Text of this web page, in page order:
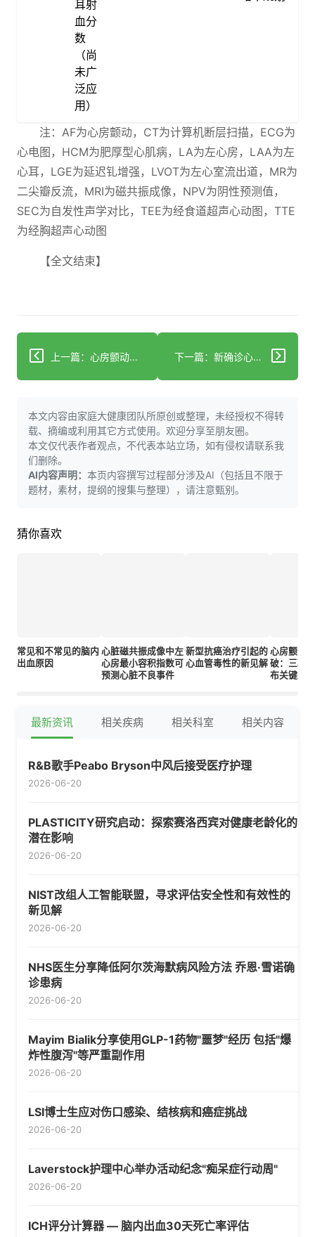
耳射
血分
数
（尚
未广
泛应
用）
注：AF为心房颤动，CT为计算机断层扫描，ECG为
心电图，HCM为肥厚型心肌病，LA为左心房，LAA为左
心耳，LGE为延迟钆增强，LVOT为左心室流出道，MR为
二尖瓣反流，MRI为磁共振成像，NPV为阴性预测值，
SEC为自发性声学对比，TEE为经食道超声心动图，TTE
为经胸超声心动图
【全文结束】
上一篇：心房颤动：你需要了解的隐藏心脏风险 下一篇：新确诊心房颤动？这里有帮助澄清疑惑的信息
本文内容由家庭大健康团队所原创或整理，未经授权不得转
载、摘编或利用其它方式使用。欢迎分享至朋友圈。
本文仅代表作者观点，不代表本站立场，如有侵权请联系我
们删除。
AI内容声明： 本页内容撰写过程部分涉及AI（包括且不限于
题材，素材，提纲的搜集与整理），请注意甄别。
猜你喜欢
常见和不常见的脑内
出血原因
心脏磁共振成像中左
心房最小容积指数可
预测心脏不良事件
新型抗癌治疗引起的
心血管毒性的新见解
心房颤动
破：三项
布关键数据
最新资讯 相关疾病 相关科室 相关内容
R&B歌手Peabo Bryson中风后接受医疗护理
2026-06-20
PLASTICITY研究启动：探索赛洛西宾对健康老龄化的
潜在影响
2026-06-20
NIST改组人工智能联盟，寻求评估安全性和有效性的
新见解
2026-06-20
NHS医生分享降低阿尔茨海默病风险方法 乔恩·雪诺确
诊患病
2026-06-20
Mayim Bialik分享使用GLP-1药物"噩梦"经历 包括"爆
炸性腹泻"等严重副作用
2026-06-20
LSI博士生应对伤口感染、结核病和癌症挑战
2026-06-20
Laverstock护理中心举办活动纪念"痴呆症行动周"
2026-06-20
ICH评分计算器 — 脑内出血30天死亡率评估